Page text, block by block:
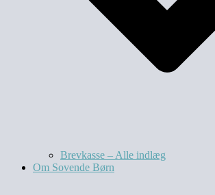
Brevkasse – Alle indlæg
Om Sovende Børn